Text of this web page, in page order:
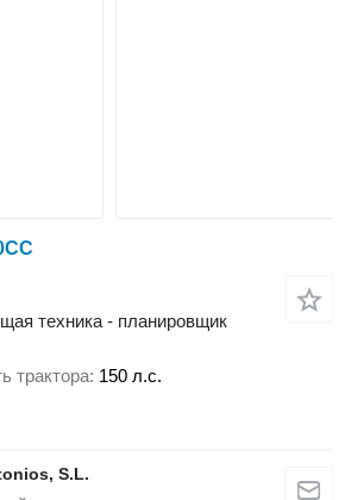
техника - планировщик
трактора 150 л.с.
S.L.